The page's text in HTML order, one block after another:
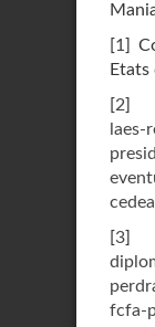
[1 ]
Etats
[2
[3
fcfa-